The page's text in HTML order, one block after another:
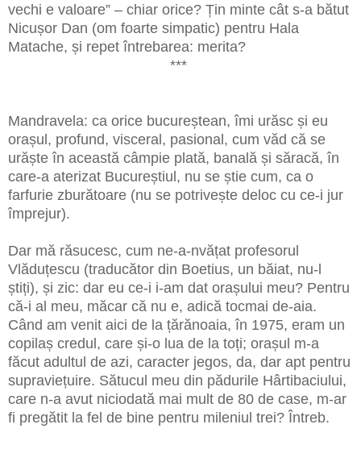
vechi e valoare” – chiar orice? Țin minte cât s-a bătut
Nicușor Dan (om foarte simpatic) pentru Hala
Matache, și repet întrebarea: merita?
***
Mandravela: ca orice bucureștean, îmi urăsc și eu
orașul, profund, visceral, pasional, cum văd că se
urăște în această câmpie plată, banală și săracă, în
care-a aterizat Bucureștiul, nu se știe cum, ca o
farfurie zburătoare (nu se potrivește deloc cu ce-i jur
împrejur).
Dar mă răsucesc, cum ne-a-nvățat profesorul
Vlăduțescu (traducător din Boetius, un băiat, nu-l
știți), și zic: dar eu ce-i i-am dat orașului meu? Pentru
că-i al meu, măcar că nu e, adică tocmai de-aia.
Când am venit aici de la țărănoaia, în 1975, eram un
copilaș credul, care și-o lua de la toți; orașul m-a
făcut adultul de azi, caracter jegos, da, dar apt pentru
supraviețuire. Sătucul meu din pădurile Hârtibaciului,
care n-a avut niciodată mai mult de 80 de case, m-ar
fi pregătit la fel de bine pentru mileniul trei? Întreb.